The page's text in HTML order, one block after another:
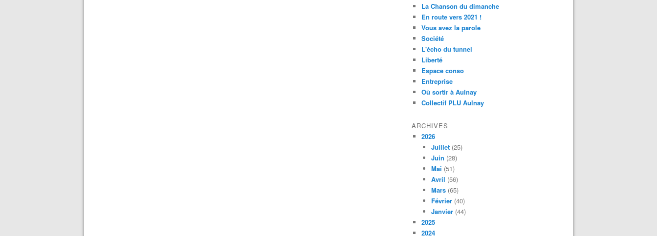
La Chanson du dimanche
En route vers 2021 !
Vous avez la parole
Société
L'écho du tunnel
Liberté
Espace conso
Entreprise
Où sortir à Aulnay
Collectif PLU Aulnay
ARCHIVES
2026
Juillet (25)
Juin (28)
Mai (51)
Avril (56)
Mars (65)
Février (40)
Janvier (44)
2025
2024